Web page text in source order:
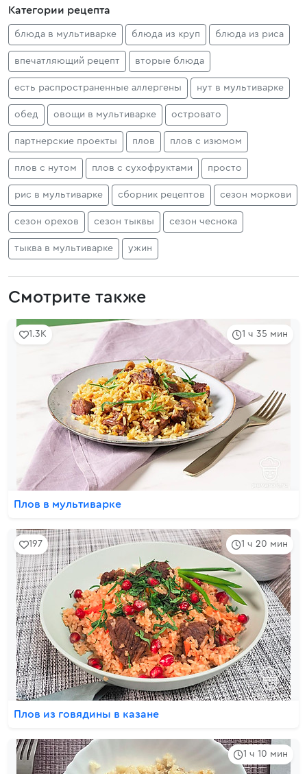
Категории рецепта
блюда в мультиварке блюда из круп блюда из риса
впечатляющий рецепт вторые блюда
есть распространенные аллергены нут в мультиварке
обед овощи в мультиварке островато
партнерские проекты плов плов с изюмом
плов с нутом плов с сухофруктами просто
рис в мультиварке сборник рецептов сезон моркови
сезон орехов сезон тыквы сезон чеснока
тыква в мультиварке ужин
Смотрите также
1 ч 35 мин
1.3K
Плов в мультиварке
1 ч 20 мин
197
Плов из говядины в казане
1 ч 10 мин